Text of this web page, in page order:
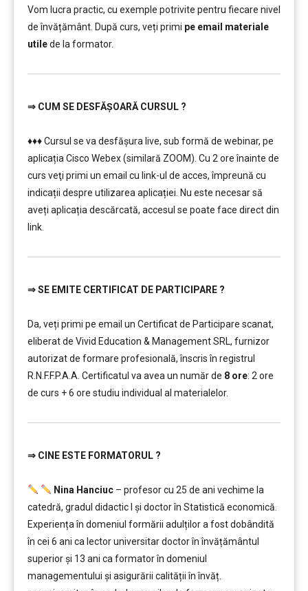
Vom lucra practic, cu exemple potrivite pentru fiecare nivel
de învățământ. După curs, veți primi pe email materiale
utilede la formator.
⇒ CUM SE DESFĂȘOARĂ CURSUL ?
♦♦♦ Cursul se va desfășura live, sub formă de webinar, pe
aplicația Cisco Webex (similară ZOOM). Cu 2 ore înainte de
curs veţi primi un email cu link-ul de acces, împreună cu
indicații despre utilizarea aplicației. Nu este necesar să
aveți aplicația descărcată, accesul se poate face direct din
link.
⇒SE EMITE CERTIFICAT DE PARTICIPARE ?
Da, veți primi pe email un Certificat de Participare scanat,
eliberat de Vivid Education & Management SRL, furnizor
autorizat de formare profesională, înscris în registrul
R.N.F.F.P.A.A. Certificatul va avea un număr de 8 ore: 2 ore
de curs + 6 ore studiu individual al materialelor.
⇒ CINE ESTE FORMATORUL ?
Nina Hanciuc– profesor cu 25 de ani vechime la
catedră, gradul didactic I şi doctor în Statistică economică.
Experiența în domeniul formării adulților a fost dobândită
în cei 6 ani ca lector universitar doctor în învățământul
superior şi 13 ani ca formator în domeniul
managementului şi asigurării calității în învăț.